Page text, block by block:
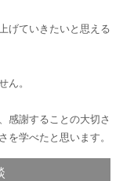
げていきたいと思える
ん。
感謝することの大切さ
を学べたと思います。